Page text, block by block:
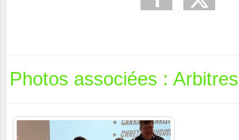
Photos associées : Arbitres